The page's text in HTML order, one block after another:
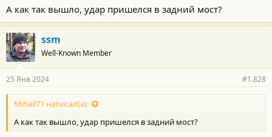
А как так вышло, удар пришелся в задний мост?
ssm
Well-Known Member
25 Янв 2024 #1.828
Mihail71 написал(а):
А как так вышло, удар пришелся в задний мост?